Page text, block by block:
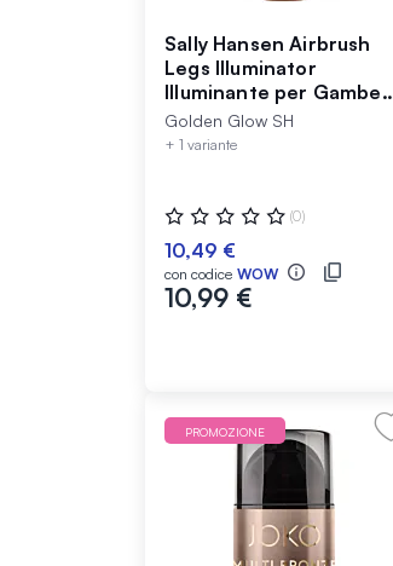
Sally Hansen Airbrush
Legs Illuminator
Illuminante per Gambe
Golden Glow 100 ml
Golden Glow SH
+ 1 variante
Valutazione:
0%
(0)
10,49 €
con codice WOW
10,99 €
PROMOZIONE